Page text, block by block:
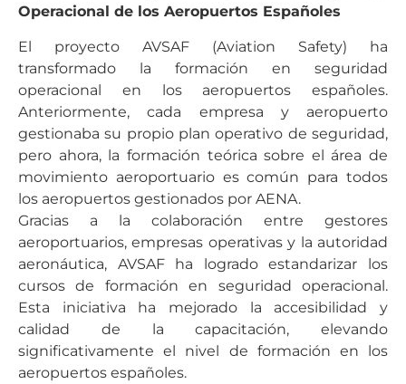
Operacional de los Aeropuertos Españoles
El proyecto AVSAF (Aviation Safety) ha
transformado la formación en seguridad
operacional en los aeropuertos españoles.
Anteriormente, cada empresa y aeropuerto
gestionaba su propio plan operativo de seguridad,
pero ahora, la formación teórica sobre el área de
movimiento aeroportuario es común para todos
los aeropuertos gestionados por AENA.
Gracias a la colaboración entre gestores
aeroportuarios, empresas operativas y la autoridad
aeronáutica, AVSAF ha logrado estandarizar los
cursos de formación en seguridad operacional.
Esta iniciativa ha mejorado la accesibilidad y
calidad de la capacitación, elevando
significativamente el nivel de formación en los
aeropuertos españoles.